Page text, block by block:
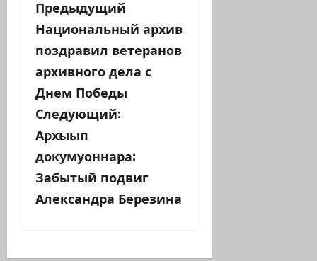
Н
а
в
и
г
а
ц
Предыдущий
Национальный архив
поздравил ветеранов
архивного дела с
Днем Победы
Следующий:
Архыып
докумуоннара:
Забытый подвиг
Александра Березина